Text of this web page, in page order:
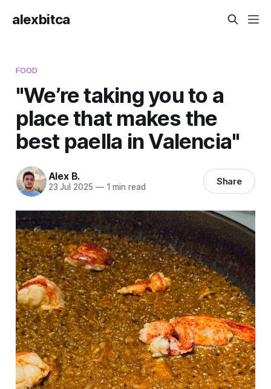
alexbitca
FOOD
"We’re taking you to a
place that makes the
best paella in Valencia"
Alex B.
23 Jul 2025 —1 min read Share